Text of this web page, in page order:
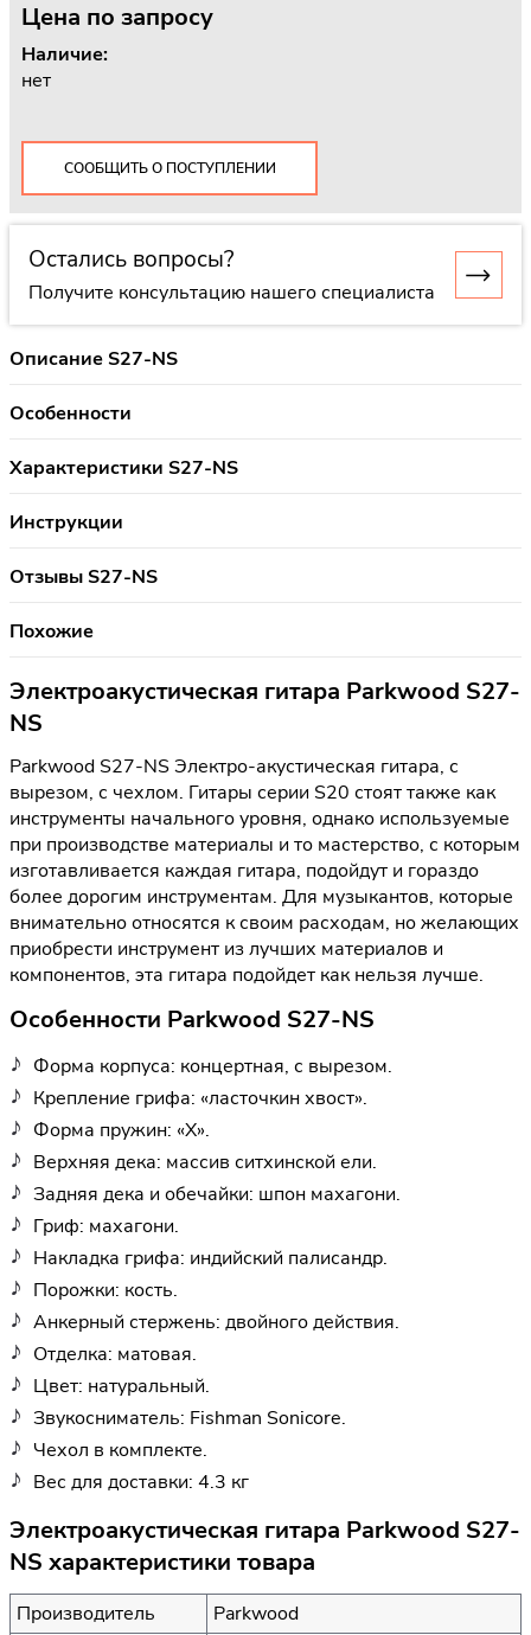
Цена по запросу
Наличие:
нет
СООБЩИТЬ О ПОСТУПЛЕНИИ
Остались вопросы?
Получите консультацию нашего специалиста
Описание S27-NS
Особенности
Характеристики S27-NS
Инструкции
Отзывы S27-NS
Похожие
Электроакустическая гитара Parkwood S27-
NS
Parkwood S27-NS Электро-акустическая гитара, с
вырезом, с чехлом. Гитары серии S20 стоят также как
инструменты начального уровня, однако используемые
при производстве материалы и то мастерство, с которым
изготавливается каждая гитара, подойдут и гораздо
более дорогим инструментам. Для музыкантов, которые
внимательно относятся к своим расходам, но желающих
приобрести инструмент из лучших материалов и
компонентов, эта гитара подойдет как нельзя лучше.
Особенности Parkwood S27-NS
Форма корпуса: концертная, с вырезом.
Крепление грифа: «ласточкин хвост».
Форма пружин: «Х».
Верхняя дека: массив ситхинской ели.
Задняя дека и обечайки: шпон махагони.
Гриф: махагони.
Накладка грифа: индийский палисандр.
Порожки: кость.
Анкерный стержень: двойного действия.
Отделка: матовая.
Цвет: натуральный.
Звукосниматель: Fishman Sonicore.
Чехол в комплекте.
Вес для доставки: 4.3 кг
Электроакустическая гитара Parkwood S27-
NS характеристики товара
Производитель
Parkwood